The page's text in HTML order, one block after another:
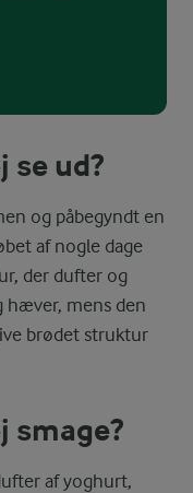
se ud?
og påbegyndt en
af nogle dage
der dufter og
hæver, mens den
brødet struktur
smage?
af yoghurt,